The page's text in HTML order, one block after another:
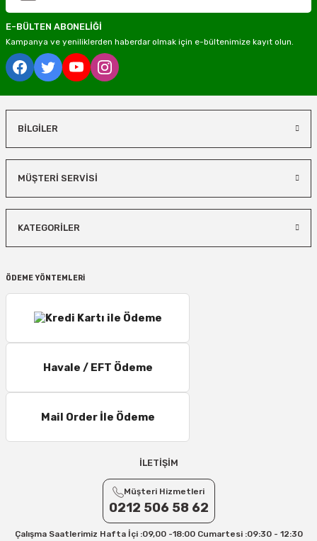
E-BÜLTEN ABONELİĞİ
Kampanya ve yeniliklerden haberdar olmak için e-bültenimize kayıt olun.
BİLGİLER
MÜŞTERİ SERVİSİ
KATEGORİLER
ÖDEME YÖNTEMLERİ
Havale / EFT Ödeme
Mail Order İle Ödeme
İLETİŞİM
Müşteri Hizmetleri
0212 506 58 62
Çalışma Saatlerimiz Hafta İçi :09,00 -18:00 Cumartesi :09:30 - 12:30